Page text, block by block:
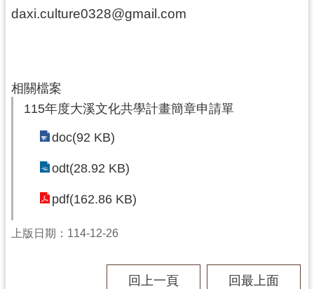
認
訊
地
daxi.culture0328@gmail.com
相關檔案
115年度大溪文化共學計畫簡章申請單
doc(92 KB)
odt(28.92 KB)
pdf(162.86 KB)
上版日期：114-12-26
回上一頁 回最上面